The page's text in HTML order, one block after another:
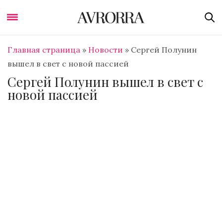
Главная страница » Новости » Сергей Полунин
вышел в свет с новой пассией
Сергей Полунин вышел в свет с
новой пассией